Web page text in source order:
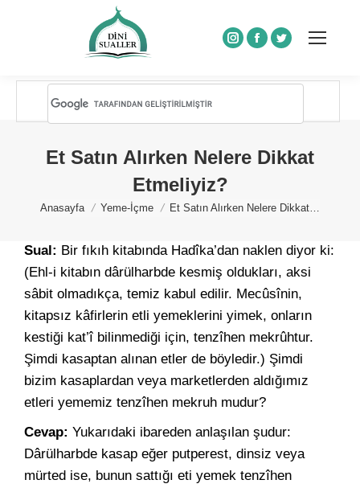
Instagram
Facebook
Twitter
Et Satın Alırken Nelere Dikkat
Etmeliyiz?
You are here:
Anasayfa Yeme-İçme Et Satın Alırken Nelere Dikkat…
Sual: Bir fıkıh kitabında Hadîka’dan naklen diyor ki:
(Ehl-i kitabın dârülharbde kesmiş oldukları, aksi
sâbit olmadıkça, temiz kabul edilir. Mecûsînin,
kitapsız kâfirlerin etli yemeklerini yimek, onların
kestiği kat’î bilinmediği için, tenzîhen mekrûhtur.
Şimdi kasaptan alınan etler de böyledir.) Şimdi
bizim kasaplardan veya marketlerden aldığımız
etleri yememiz tenzîhen mekruh mudur?
Cevap: Yukarıdaki ibareden anlaşılan şudur:
Dârülharbde kasap eğer putperest, dinsiz veya
mürted ise, bunun sattığı eti yemek tenzîhen